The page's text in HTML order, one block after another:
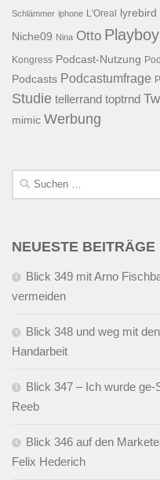
Schlämmer iphone L'Oreal lyrebird
Niche09 Nina Otto Playboy
Kongress Podcast-Nutzung
Podcasts Podcastumfrage
Studie tellerrand toptrnd
mimic Werbung
Suchen
nach:
NEUESTE BEITRÄGE
Blick 349 mit Arno
vermeiden
Blick 348 und weg mit
Handarbeit
Blick 347 – Ich wurde
Reeb
Blick 346 auf den
Felix Hederich